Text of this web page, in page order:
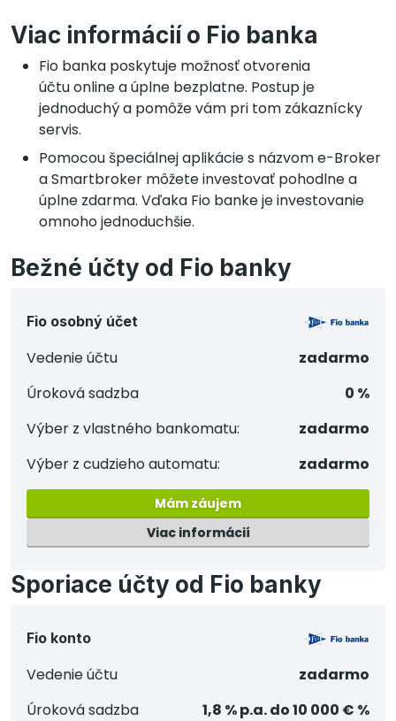
Viac informácií o Fio banka
Fio banka poskytuje možnosť otvorenia
účtu online a úplne bezplatne. Postup je
jednoduchý a pomôže vám pri tom zákaznícky
servis.
Pomocou špeciálnej aplikácie s názvom e-Broker
a Smartbroker môžete investovať pohodlne a
úplne zdarma. Vďaka Fio banke je investovanie
omnoho jednoduchšie.
Bežné účty od Fio banky
Fio osobný účet
Vedenie účtu
zadarmo
Úroková sadzba
0 %
Výber z vlastného bankomatu:
zadarmo
Výber z cudzieho automatu:
zadarmo
Mám záujem
Viac informácií
Sporiace účty od Fio banky
Fio konto
Vedenie účtu
zadarmo
Úroková sadzba
1,8 % p.a. do 10 000 € %